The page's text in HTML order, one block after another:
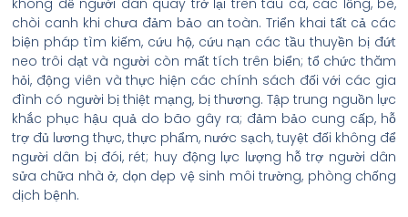
không để người dân quay trở lại trên tàu cá, các lồng, bè,
chòi canh khi chưa đảm bảo an toàn. Triển khai tất cả các
biện pháp tìm kiếm, cứu hộ, cứu nạn các tầu thuyền bị đứt
neo trôi dạt và người còn mất tích trên biển; tổ chức thăm
hỏi, động viên và thực hiện các chính sách đối với các gia
đình có người bị thiệt mạng, bị thương. Tập trung nguồn lực
khắc phục hậu quả do bão gây ra; đảm bảo cung cấp, hỗ
trợ đủ lương thực, thực phẩm, nước sạch, tuyệt đối không để
người dân bị đói, rét; huy động lực lượng hỗ trợ người dân
sửa chữa nhà ở, dọn dẹp vệ sinh môi trường, phòng chống
dịch bệnh.